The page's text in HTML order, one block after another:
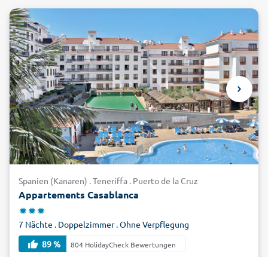
Spanien (Kanaren) . Teneriffa . Puerto de la Cruz
Appartements Casablanca
7 Nächte . Doppelzimmer . Ohne Verpflegung
89 %
804 HolidayCheck Bewertungen